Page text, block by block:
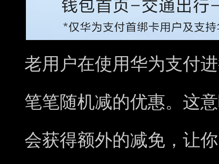
老用户在使用华为支付
笔笔随机减的优惠。这
会获得额外的减免，让